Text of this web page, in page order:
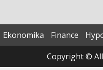
Ekonomika Finance
Copyright ©